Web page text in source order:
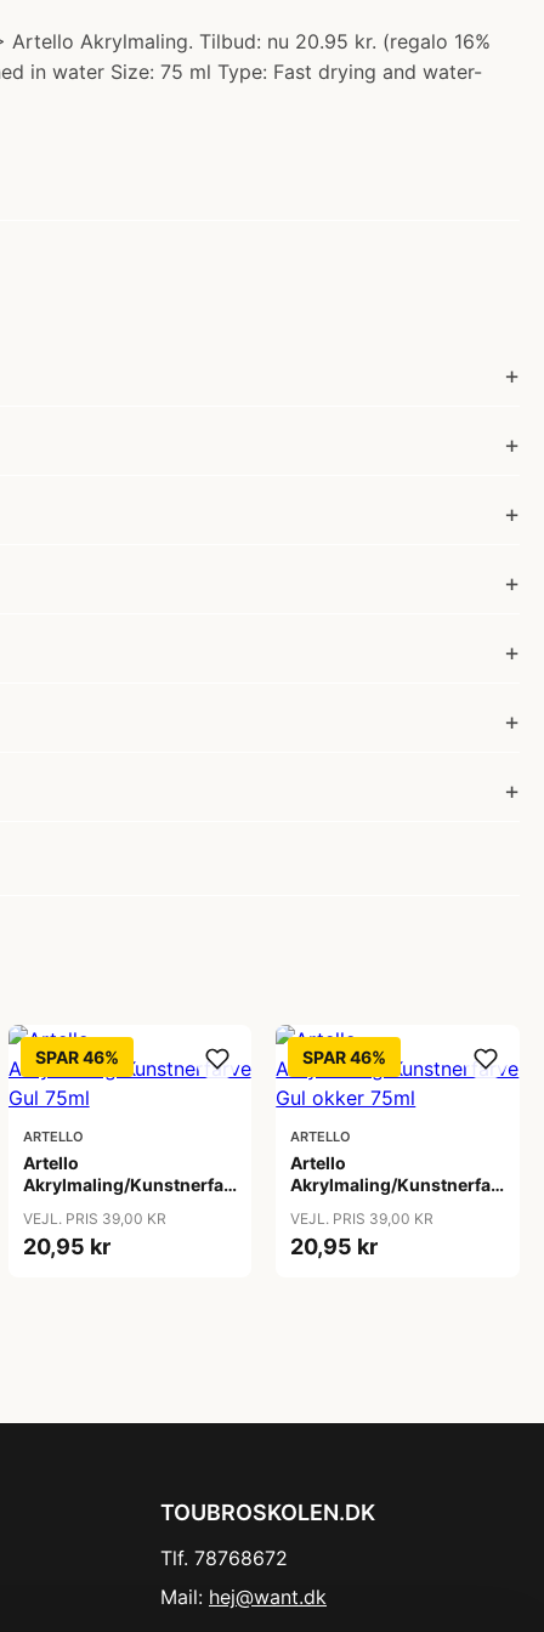
Akrylmaling. Tilbud: nu 20.95 kr. (regalo 16%
in water Size: 75 ml Type: Fast drying and water-
SPAR 46%
ARTELLO
Artello
Akrylmaling/Kunstnerfarve
VEJL. PRIS 39,00 KR
20,95 kr
SPAR 46%
ARTELLO
Artello
Akrylmaling/Kunstnerfarve
VEJL. PRIS 39,00 KR
20,95 kr
TOUBROSKOLEN.DK
Tlf. 78768672
Mail: hej@want.dk